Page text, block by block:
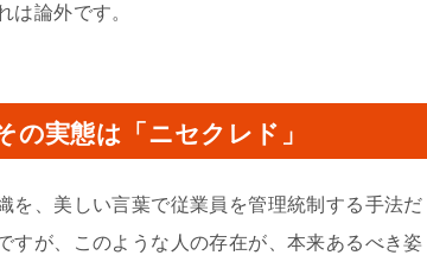
は論外です。
実態は「ニセクレド」
を、美しい言葉で従業員を管理統制する手法だ
すが、このような人の存在が、本来あるべき姿